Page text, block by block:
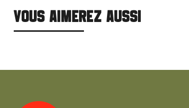
VOUS AIMEREZ AUSSI